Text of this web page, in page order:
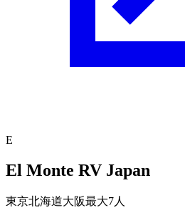
E
El Monte RV Japan
東京北海道大阪最大7人